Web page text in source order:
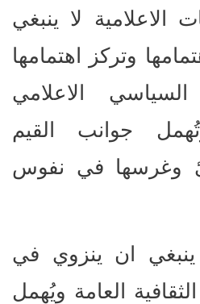
لا ينبغي
وتركز اهتمامها
الاعلامي
جوانب القيم
وغرسها في نفوس
ينبغي ان ينزوي في
العامة ويُهمل